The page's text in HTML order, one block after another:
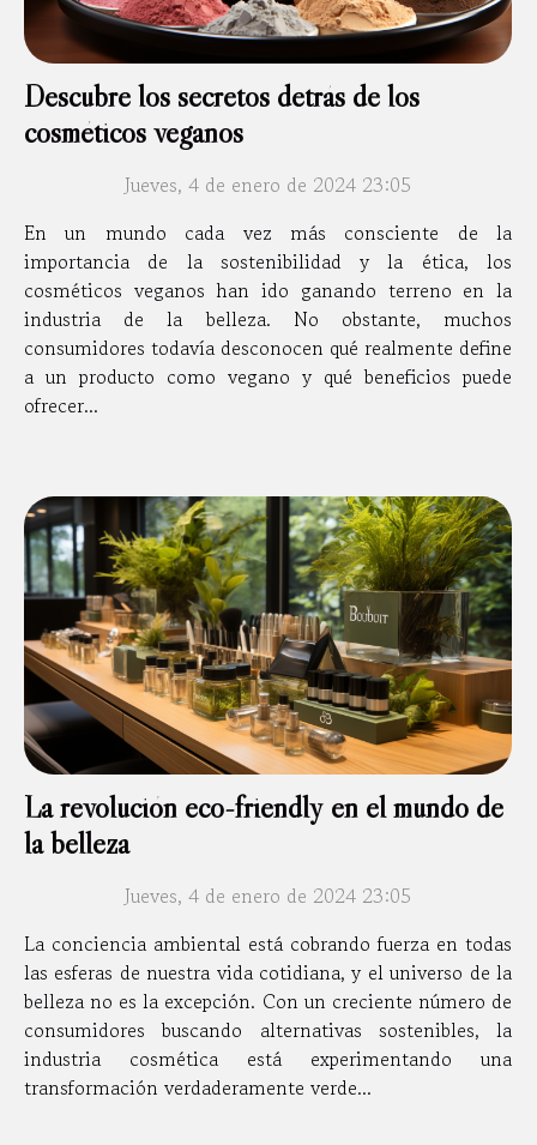
Descubre los secretos detrás de los
cosméticos veganos
Jueves, 4 de enero de 2024 23:05
En un mundo cada vez más consciente de la
importancia de la sostenibilidad y la ética, los
cosméticos veganos han ido ganando terreno en la
industria de la belleza. No obstante, muchos
consumidores todavía desconocen qué realmente define
a un producto como vegano y qué beneficios puede
ofrecer...
La revolución eco-friendly en el mundo de
la belleza
Jueves, 4 de enero de 2024 23:05
La conciencia ambiental está cobrando fuerza en todas
las esferas de nuestra vida cotidiana, y el universo de la
belleza no es la excepción. Con un creciente número de
consumidores buscando alternativas sostenibles, la
industria cosmética está experimentando una
transformación verdaderamente verde...